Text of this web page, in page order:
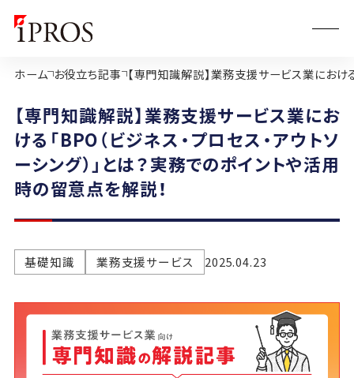
ホーム お役立ち記事 【専門知識解説】業務支援サービス業におけ
【専門知識解説】業務支援サービス業にお
ける「BPO（ビジネス・プロセス・アウトソ
ーシング）」とは？実務でのポイントや活用
時の留意点を解説！
基礎知識 業務支援サービス 2025.04.23